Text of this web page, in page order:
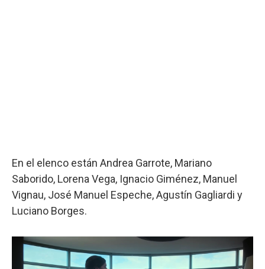
En el elenco están Andrea Garrote, Mariano
Saborido, Lorena Vega, Ignacio Giménez, Manuel
Vignau, José Manuel Espeche, Agustín Gagliardi y
Luciano Borges.